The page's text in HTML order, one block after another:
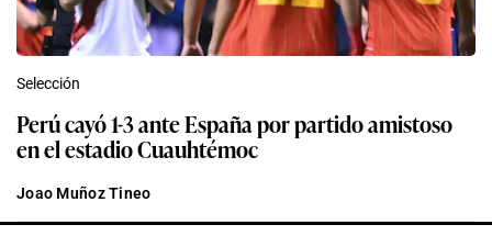
Selección
Perú cayó 1-3 ante España por partido amistoso
en el estadio Cuauhtémoc
Joao Muñoz Tineo